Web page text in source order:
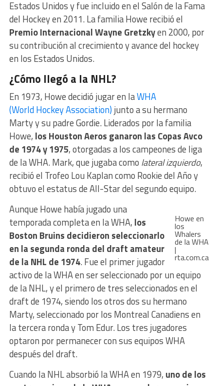
Estados Unidos y fue incluido en el Salón de la Fama
del Hockey en 2011. La familia Howe recibió el
Premio Internacional Wayne Gretzkyen 2000, por
su contribución al crecimiento y avance del hockey
en los Estados Unidos.
¿Cómo llegó a la NHL?
En 1973, Howe decidió jugar en laWHA
(World Hockey Association)junto a su hermano
Marty y su padre Gordie. Liderados por la familia
Howe, los Houston Aeros ganaron las Copas Avco
de 1974 y 1975, otorgadas a los campeones de liga
de la WHA. Mark, que jugaba como lateral izquierdo,
recibió el Trofeo Lou Kaplan como Rookie del Año y
obtuvo el estatus de All-Star del segundo equipo.
Howe en
los
Whalers
de la WHA
|
rta.com.ca
Aunque Howe había jugado una
temporada completa en la WHA, los
Boston Bruins decidieron seleccionarlo
en la segunda ronda del draft amateur
de la NHL de 1974. Fue el primer jugador
activo de la WHA en ser seleccionado por un equipo
de la NHL, y el primero de tres seleccionados en el
draft de 1974, siendo los otros dos su hermano
Marty, seleccionado por los Montreal Canadiens en
la tercera ronda y Tom Edur. Los tres jugadores
optaron por permanecer con sus equipos WHA
después del draft.
Cuando la NHL absorbió la WHA en 1979, uno de los